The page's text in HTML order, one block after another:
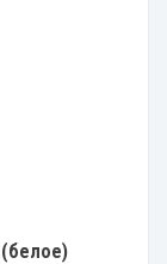
(белое)